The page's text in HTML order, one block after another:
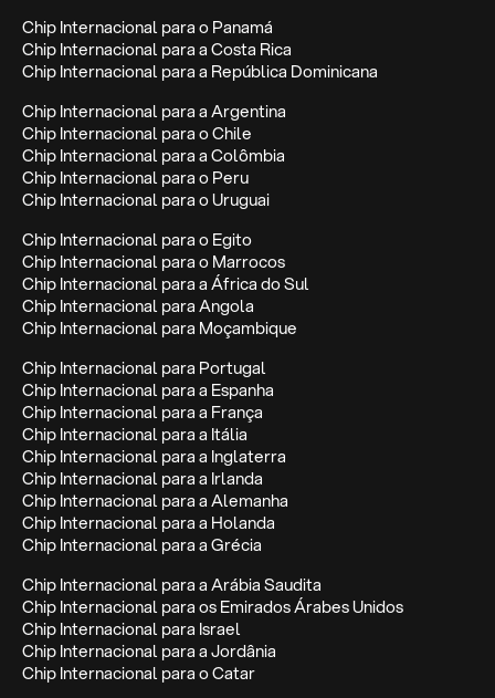
Chip Internacional para o Panamá
Chip Internacional para a Costa Rica
Chip Internacional para a República Dominicana
Chip Internacional para a Argentina
Chip Internacional para o Chile
Chip Internacional para a Colômbia
Chip Internacional para o Peru
Chip Internacional para o Uruguai
Chip Internacional para o Egito
Chip Internacional para o Marrocos
Chip Internacional para a África do Sul
Chip Internacional para Angola
Chip Internacional para Moçambique
Chip Internacional para Portugal
Chip Internacional para a Espanha
Chip Internacional para a França
Chip Internacional para a Itália
Chip Internacional para a Inglaterra
Chip Internacional para a Irlanda
Chip Internacional para a Alemanha
Chip Internacional para a Holanda
Chip Internacional para a Grécia
Chip Internacional para a Arábia Saudita
Chip Internacional para os Emirados Árabes Unidos
Chip Internacional para Israel
Chip Internacional para a Jordânia
Chip Internacional para o Catar